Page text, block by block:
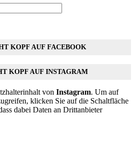
KOPF AUF FACEBOOK
KOPF AUF INSTAGRAM
von Instagram. Um auf
klicken Sie auf die Schaltfläche
dabei Daten an Drittanbieter